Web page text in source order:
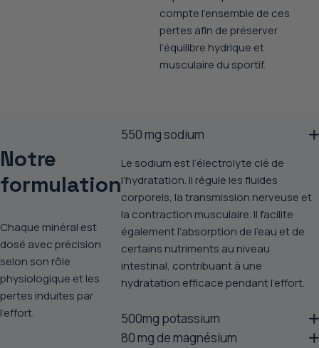
compte l’ensemble de ces
pertes afin de préserver
l’équilibre hydrique et
musculaire du sportif.
Notre
formulation
Chaque minéral est
dosé avec précision
selon son rôle
physiologique et les
pertes induites par
l’effort.
550 mg sodium
Le sodium est l’électrolyte clé de
l’hydratation. Il régule les fluides
corporels, la transmission nerveuse et
la contraction musculaire. Il facilite
également l’absorption de l’eau et de
certains nutriments au niveau
intestinal, contribuant à une
hydratation efficace pendant l’effort.
500mg potassium
80 mg de magnésium